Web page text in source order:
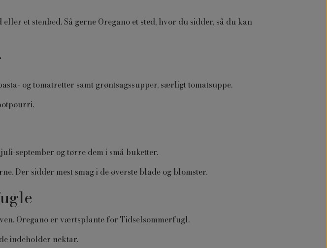
et stenbed. Så gerne Oregano et sted, hvor du sidder, så du kan
og tomatretter samt grøntsagssupper, særligt tomatsuppe.
september og tørre dem i små buketter.
Der sidder mest smag i de øverste blade og blomster.
Oregano er værtsplante for Tidselsommerfugl.
indeholder nektar.